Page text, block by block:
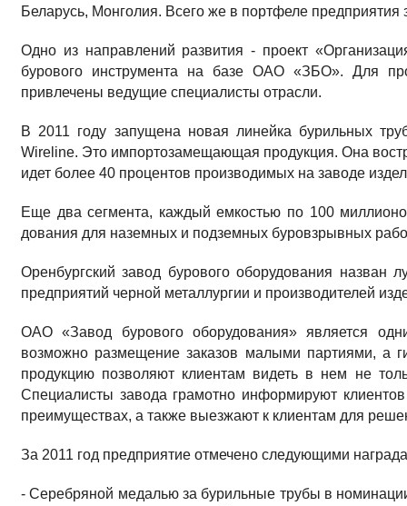
Беларусь, Монголия. Всего же в портфеле предприятия
Одно из направлений развития - проект
бурового инструмента на базе ОАО «ЗБО». Для
привлечены ведущие специали­сты отрасли.
В 2011 году запущена новая линейка бурильных
Wireline. Это импортозамещающая продукция. Она
идет более 40 процентов производимых на заводе
Еще два сегмента, каждый емкостью по 100
дования для наземных и подземных буровзрыв­ных
Оренбургский завод бурового оборудования назван
предпри­ятий черной металлургии и производителей
ОАО «Завод бурового оборудо­вания» является
возможно размещение заказов ма­лыми партиями, а
продукцию позволяют клиентам ви­деть в нем не
Специалисты завода грамотно инфор­мируют
пре­имуществах, а также выезжают к клиентам для
За 2011 год предприятие отме­чено следующими
- Серебряной медалью за бу­рильные трубы в